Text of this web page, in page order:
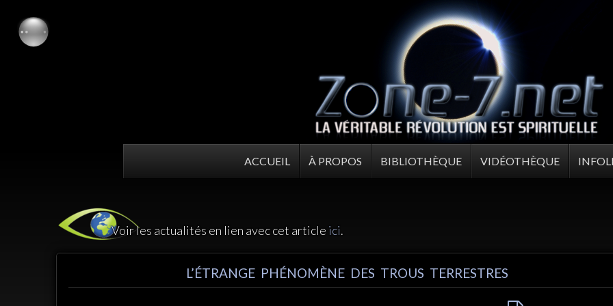
ACCUEIL À PROPOS BIBLIOTHÈQUE VIDÉOTHÈQUE
Voir les actualités en lien avec cet article ici.
L’ÉTRANGE PHÉNOMÈNE DES TROUS TERRESTRES